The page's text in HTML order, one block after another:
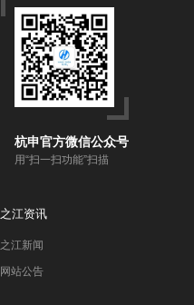
杭申官方微信公众号
用“扫一扫功能”扫描
之江资讯
之江新闻
网站公告